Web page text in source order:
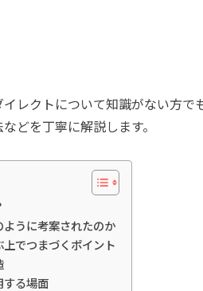
レクトについて知識がない方
どを丁寧に解説します。
うに考案されたのか
でつまづくポイント
する場面